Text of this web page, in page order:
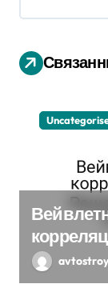
п
п
и
Решения